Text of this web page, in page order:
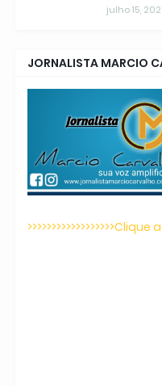
julho 15,
JORNALISTA MARCIO
>>>>>>>>>>>>>>>>>>Clique